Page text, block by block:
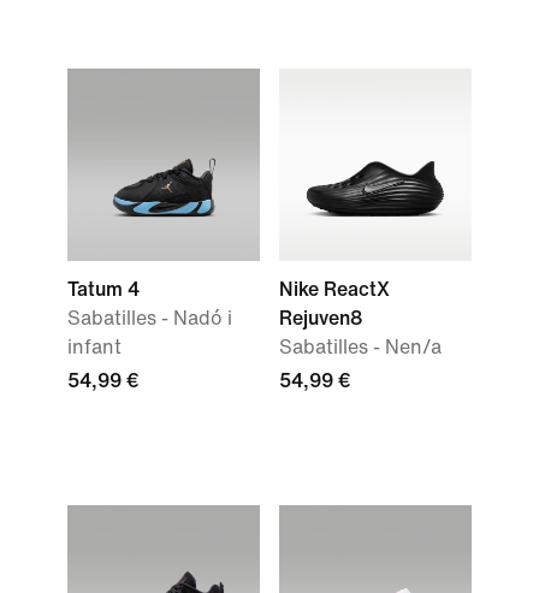
Tatum 4
Sabatilles - Nadó i
infant
54,99 €
Nike ReactX
Rejuven8
Sabatilles - Nen/a
54,99 €